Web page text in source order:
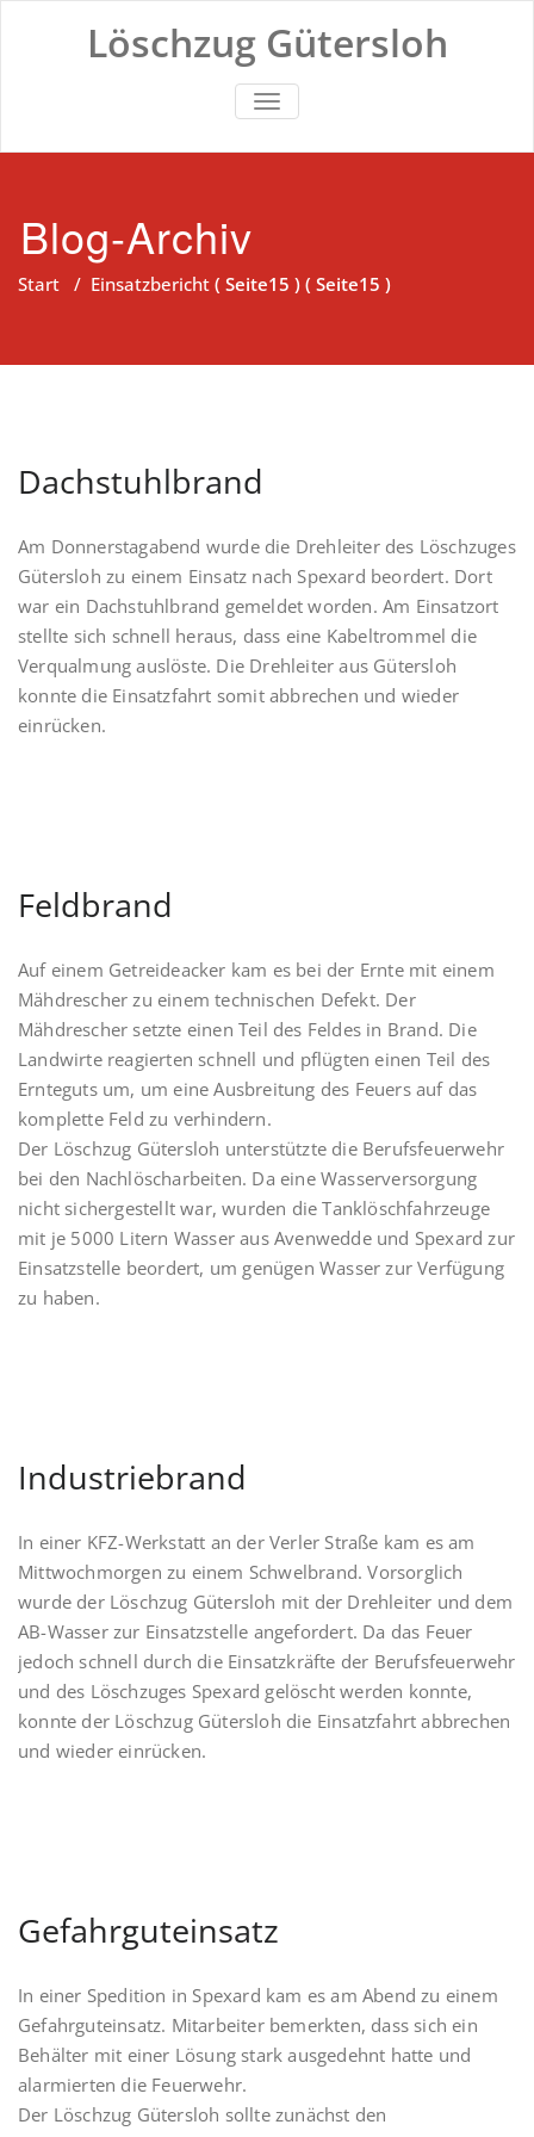
Löschzug Gütersloh
TOGGLE NAVIGATION
Blog-Archiv
Start / Einsatzbericht ( Seite15 ) ( Seite15 )
Dachstuhlbrand
Am Donnerstagabend wurde die Drehleiter des Löschzuges
Gütersloh zu einem Einsatz nach Spexard beordert. Dort
war ein Dachstuhlbrand gemeldet worden. Am Einsatzort
stellte sich schnell heraus, dass eine Kabeltrommel die
Verqualmung auslöste. Die Drehleiter aus Gütersloh
konnte die Einsatzfahrt somit abbrechen und wieder
einrücken.
Feldbrand
Auf einem Getreideacker kam es bei der Ernte mit einem
Mähdrescher zu einem technischen Defekt. Der
Mähdrescher setzte einen Teil des Feldes in Brand. Die
Landwirte reagierten schnell und pflügten einen Teil des
Ernteguts um, um eine Ausbreitung des Feuers auf das
komplette Feld zu verhindern.
Der Löschzug Gütersloh unterstützte die Berufsfeuerwehr
bei den Nachlöscharbeiten. Da eine Wasserversorgung
nicht sichergestellt war, wurden die Tanklöschfahrzeuge
mit je 5000 Litern Wasser aus Avenwedde und Spexard zur
Einsatzstelle beordert, um genügen Wasser zur Verfügung
zu haben.
Industriebrand
In einer KFZ-Werkstatt an der Verler Straße kam es am
Mittwochmorgen zu einem Schwelbrand. Vorsorglich
wurde der Löschzug Gütersloh mit der Drehleiter und dem
AB-Wasser zur Einsatzstelle angefordert. Da das Feuer
jedoch schnell durch die Einsatzkräfte der Berufsfeuerwehr
und des Löschzuges Spexard gelöscht werden konnte,
konnte der Löschzug Gütersloh die Einsatzfahrt abbrechen
und wieder einrücken.
Gefahrguteinsatz
In einer Spedition in Spexard kam es am Abend zu einem
Gefahrguteinsatz. Mitarbeiter bemerkten, dass sich ein
Behälter mit einer Lösung stark ausgedehnt hatte und
alarmierten die Feuerwehr.
Der Löschzug Gütersloh sollte zunächst den